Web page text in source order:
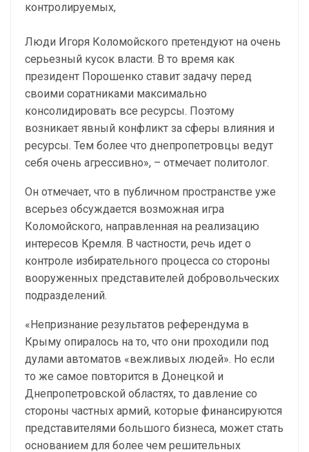
контролируемых,
Люди Игоря Коломойского претендуют на очень
серьезный кусок власти. В то время как
президент Порошенко ставит задачу перед
своими соратниками максимально
консолидировать все ресурсы. Поэтому
возникает явный конфликт за сферы влияния и
ресурсы. Тем более что днепропетровцы ведут
себя очень агрессивно», – отмечает политолог.
Он отмечает, что в публичном пространстве уже
всерьез обсуждается возможная игра
Коломойского, направленная на реализацию
интересов Кремля. В частности, речь идет о
контроле избирательного процесса со стороны
вооруженных представителей добровольческих
подразделений.
«Непризнание результатов референдума в
Крыму опиралось на то, что они проходили под
дулами автоматов «вежливых людей». Но если
то же самое повторится в Донецкой и
Днепропетровской областях, то давление со
стороны частных армий, которые финансируются
представителями большого бизнеса, может стать
основанием для более чем решительных